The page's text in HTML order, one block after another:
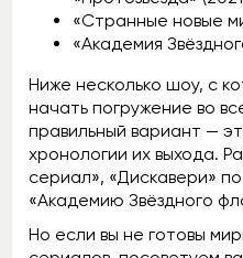
«Странные новые
«Академия
Ниже несколько шоу, с
начать погружение во
правильный вариант —
хронологии их выхода.
сериал», «Дискавери»
«Академию Звёздного
Но если вы не готовы